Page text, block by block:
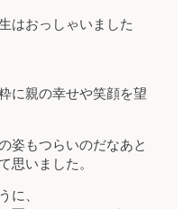
はおっしゃいました
に親の幸せや笑顔を望
姿もつらいのだなあと
思いました。
に、